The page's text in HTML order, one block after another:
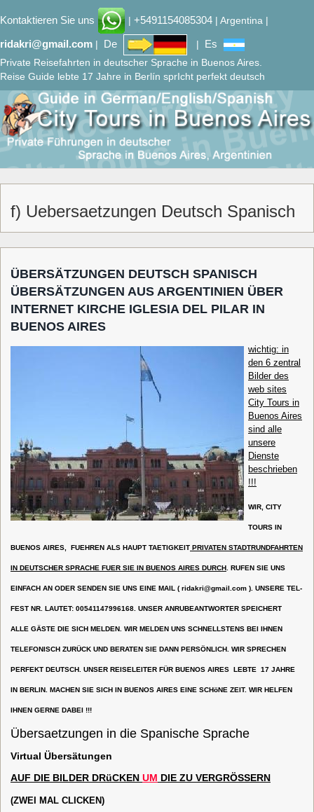
Kontaktieren Sie uns | +5491154085304 | Argentina |
ridakri@gmail.com | De | Es
Private Reisefahrten in deutscher Sprache in Buenos Aires.
Reise Guide lebte 17 Jahre in Berlín sprIcht perfekt deutsch
f) Uebersaetzungen Deutsch Spanisch
ÜBERSÄTZUNGEN DEUTSCH SPANISCH
ÜBERSÄTZUNGEN AUS ARGENTINIEN ÜBER
INTERNET KIRCHE IGLESIA DEL PILAR IN
BUENOS AIRES
wichtig: in
den 6 zentral
Bilder des
web sites
City Tours in
Buenos Aires
sind alle
unsere
Dienste
beschrieben
!!!
WIR, CITY
TOURS IN
BUENOS AIRES, FUEHREN ALS HAUPT TAETIGKEIT PRIVATEN STADTRUNDFAHRTEN
IN DEUTSCHER SPRACHE FUER SIE IN BUENOS AIRES DURCH . RUFEN SIE UNS
EINFACH AN ODER SENDEN SIE UNS EINE MAIL ( ridakri@gmail.com ). UNSERE TEL-
FEST NR. LAUTET: 00541147996168. UNSER ANRUBEANTWORTER SPEICHERT
ALLE GÄSTE DIE SICH MELDEN. WIR MELDEN UNS SCHNELLSTENS BEI IHNEN
TELEFONISCH ZURÜCK UND BERATEN SIE DANN PERSÖNLICH. WIR SPRECHEN
PERFEKT DEUTSCH. UNSER REISELEITER FÜR BUENOS AIRES LEBTE 17 JAHRE
IN BERLIN. MACHEN SIE SICH IN BUENOS AIRES EINE SCHöNE ZEIT. WIR HELFEN
IHNEN GERNE DABEI !!!
Übersaetzungen in die Spanische Sprache
Virtual Übersätungen
AUF DIE BILDER DRüCKEN UM DIE ZU VERGRÖSSERN
(ZWEI MAL CLICKEN)